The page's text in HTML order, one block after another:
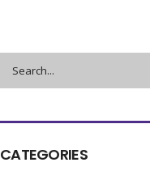
CATEGORIES